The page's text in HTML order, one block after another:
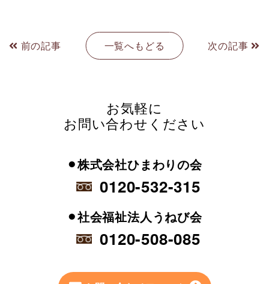
前の記事 一覧へもどる 次の記事
お気軽に
お問い合わせください
⚫︎株式会社ひまわりの会
0120-532-315
⚫︎社会福祉法人うねび会
0120-508-085